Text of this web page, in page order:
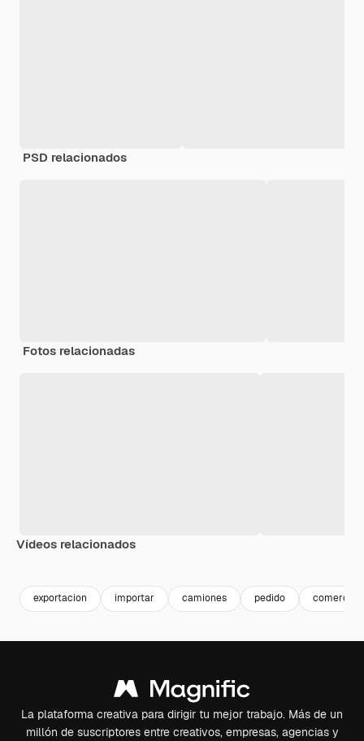
PSD relacionados
Fotos relacionadas
Vídeos relacionados
exportacion importar camiones pedido comercio
La plataforma creativa para dirigir tu mejor trabajo. Más de un
millón de suscriptores entre creativos, empresas, agencias y